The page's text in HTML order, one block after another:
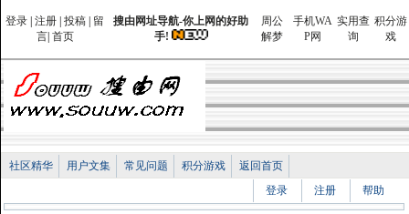
登录 注册 投稿
留
言| 首页
搜由网址导航-你上网的好助
手!
周公
解梦
手机WA
P网
实用查
询
积分游
戏
社区精华 用户文集 常见问题 积分游戏
返回首页
登录
注册 帮助